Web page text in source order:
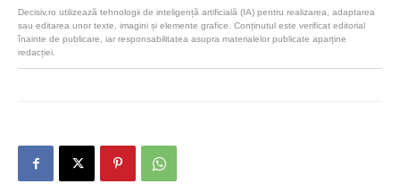
Decisiv.ro utilizează tehnologii de inteligență artificială (IA) pentru realizarea, adaptarea
sau editarea unor texte, imagini și elemente grafice. Conținutul este verificat editorial
înainte de publicare, iar responsabilitatea asupra materialelor publicate aparține
redacției.